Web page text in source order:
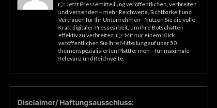
👉 Jetzt Pressemitteilung veröffentlichen, verbreiten
und versenden – mehr Reichweite, Sichtbarkeit und
Vertrauen für Ihr Unternehmen - Nutzen Sie die volle
Kraft digitaler Pressearbeit, um Ihre Botschaften
effektiv zu verbreiten. 👉 Mit nur einem Klick
veröffentlichen Sie Ihre Mitteilung auf über 50
themenspezialisierten Plattformen – für maximale
Relevanz und Reichweite.
Disclaimer/ Haftungsausschluss: